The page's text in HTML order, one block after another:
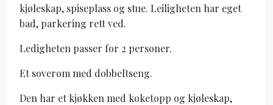
kjøleskap, spiseplass og stue. Leiligheten har eget
bad, parkering rett ved.
Ledigheten passer for 2 personer.
Et soverom med dobbeltseng.
Den har et kjøkken med koketopp og kjøleskap,